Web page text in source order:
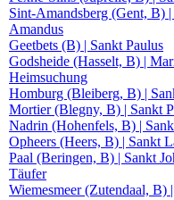
Sint-Amandsberg (Gent, B) |
Amandus
Geetbets (B) | Sankt Paulus
Godsheide (Hasselt, B) |
Heimsuchung
Homburg (Bleiberg, B) |
Mortier (Blegny, B) | Sankt
Nadrin (Hohenfels, B) |
Opheers (Heers, B) | Sankt
Paal (Beringen, B) | Sankt
Täufer
Wiemesmeer (Zutendaal, B)